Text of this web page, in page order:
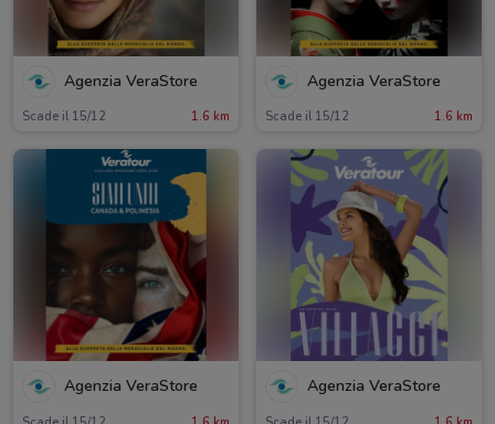
Agenzia VeraStore
Scade il 15/12 1.6 km
Agenzia VeraStore
Scade il 15/12 1.6 km
Agenzia VeraStore Agenzia VeraStore